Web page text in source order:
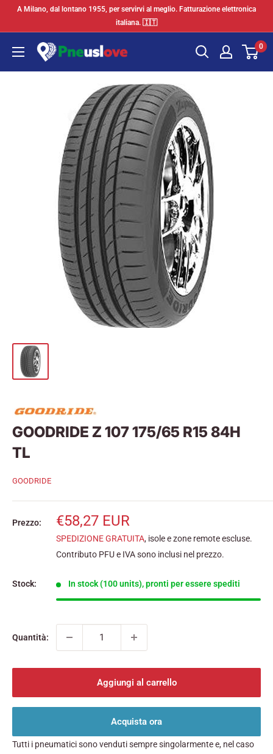
A Milano, dal lontano 1955, per servirvi al meglio. Fatturazione elettronica
italiana. 🇮🇹
Pneuslove 0
GOODRIDE Z 107 175/65 R15 84H
TL
GOODRIDE
Prezzo:
Prezzo
scontato
€58,27 EUR
SPEDIZIONE GRATUITA, isole e zone remote escluse.
Contributo PFU e IVA sono inclusi nel prezzo.
Stock: In stock (100 units), pronti per essere spediti
Quantità:
Aggiungi al carrello
Acquista ora
Tutti i pneumatici sono venduti sempre singolarmente e, nel caso